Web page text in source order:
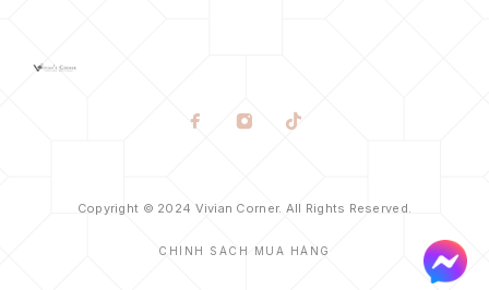
Copyright © 2024 Vivian Corner. All Rights Reserved.
CHÍNH SÁCH MUA HÀNG